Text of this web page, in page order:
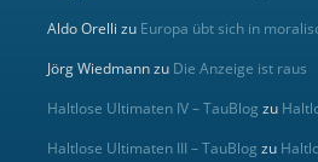
Aldo Orelli zu Europa übt sich in
Jörg Wiedmannzu Die Anzeige ist raus
Haltlose Ultimaten IV – TauBlog zu
Haltlose Ultimaten III – TauBlog zu